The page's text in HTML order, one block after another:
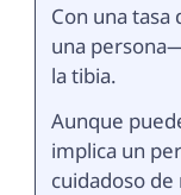
Con una
una
la tibia.
Aunque
implica un
cuidadoso